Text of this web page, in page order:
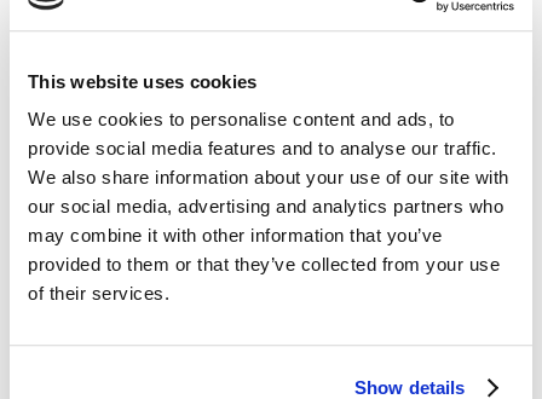
This website uses cookies
We use cookies to personalise content and ads, to
provide social media features and to analyse our traffic.
We also share information about your use of our site with
our social media, advertising and analytics partners who
may combine it with other information that you’ve
provided to them or that they’ve collected from your use
of their services.
Show details
odkryły, że ludzie mogą chcieć wydać więcej
telewizora, dekodera i kablówki.
Otoczenie rynkowe sprzyja innowatorom.
Rozwój technologii napędza nowe biznesy,
równoznaczny z niestandardowym myśleniem.